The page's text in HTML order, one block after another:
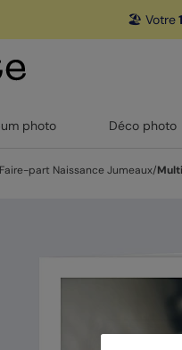
🏖️ Votre
photo Déco photo
Faire-part Naissance Jumeaux/